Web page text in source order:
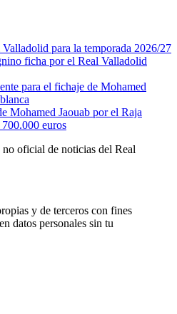
para la temporada 2026/27
ficha por el Real Valladolid
para el fichaje de Mohamed
Mohamed Jaouab por el Raja
700.000 euros
oficial de noticias del Real
y de terceros con fines
datos personales sin tu